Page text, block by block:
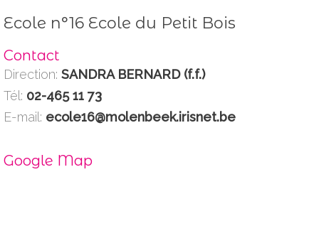
Ecole n°16 Ecole du Petit Bois
Contact
Direction: SANDRA BERNARD (f.f.)
Tél: 02-465 11 73
E-mail: ecole16@molenbeek.irisnet.be
Google Map